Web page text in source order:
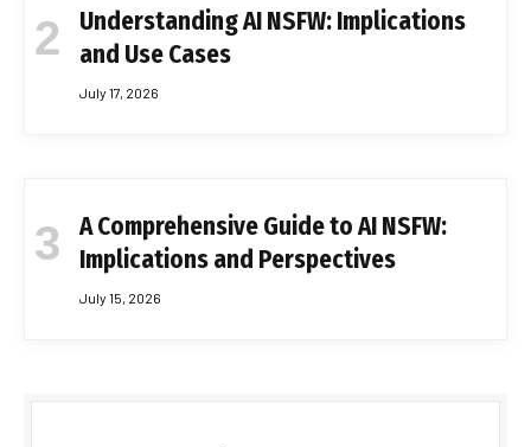
Understanding AI NSFW: Implications
and Use Cases
July 17, 2026
A Comprehensive Guide to AI NSFW:
Implications and Perspectives
July 15, 2026